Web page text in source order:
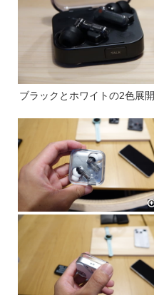
ブラックとホワイトの2色展開